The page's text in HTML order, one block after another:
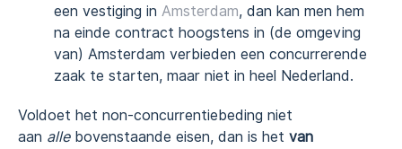
een vestiging in Amsterdam, dan kan men hem
na einde contract hoogstens in (de omgeving
van) Amsterdam verbieden een concurrerende
zaak te starten, maar niet in heel Nederland.
Voldoet het non-concurrentiebeding niet
aan allebovenstaande eisen, dan is het van